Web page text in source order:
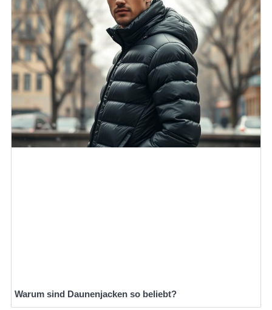
Warum sind Daunenjacken so beliebt?